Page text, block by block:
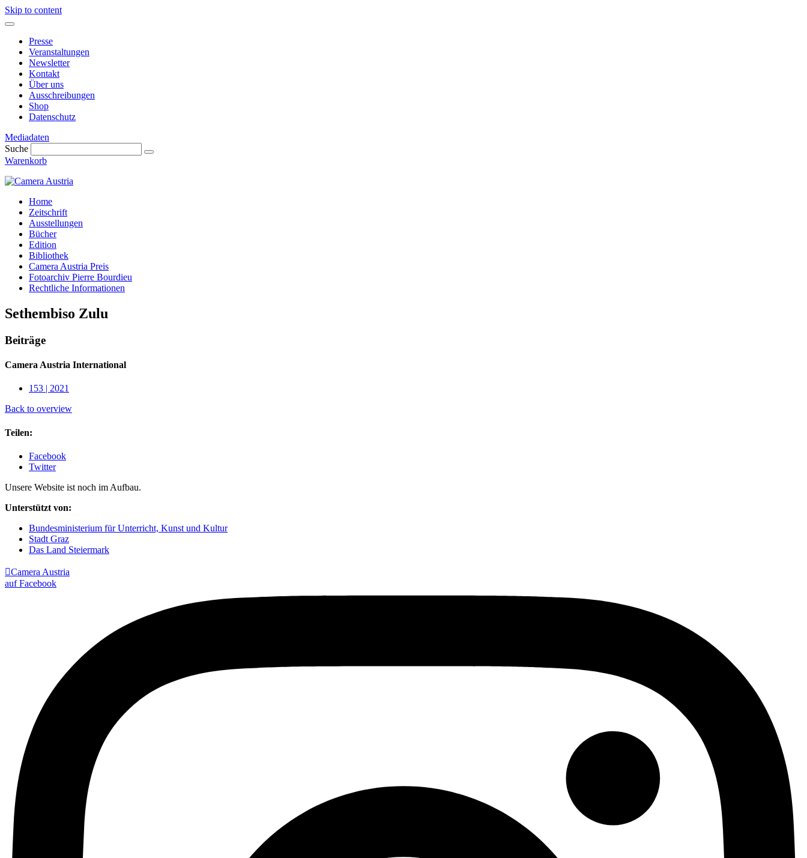
Skip to content
Presse
Veranstaltungen
Newsletter
Kontakt
Über uns
Ausschreibungen
Shop
Datenschutz
Mediadaten
Suche
Warenkorb
Home
Zeitschrift
Ausstellungen
Bücher
Edition
Bibliothek
Camera Austria Preis
Fotoarchiv Pierre Bourdieu
Rechtliche Informationen
Sethembiso Zulu
Beiträge
Camera Austria International
153 | 2021
Back to overview
Teilen:
Facebook
Twitter
Unsere Website ist noch im Aufbau.
Unterstützt von:
Bundesministerium für Unterricht, Kunst und Kultur
Stadt Graz
Das Land Steiermark
Camera Austria
auf Facebook